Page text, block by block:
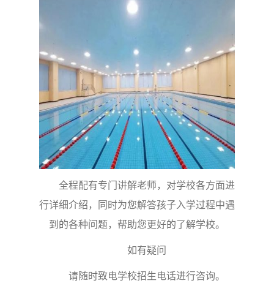
全程配有专门讲解老师，对学校各方面进
行详细介绍，同时为您解答孩子入学过程中遇
到的各种问题，帮助您更好的了解学校。
如有疑问
请随时致电学校招生电话进行咨询。